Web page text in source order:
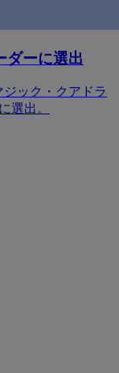
ダーに選出
ジック・クアドラ
選出。